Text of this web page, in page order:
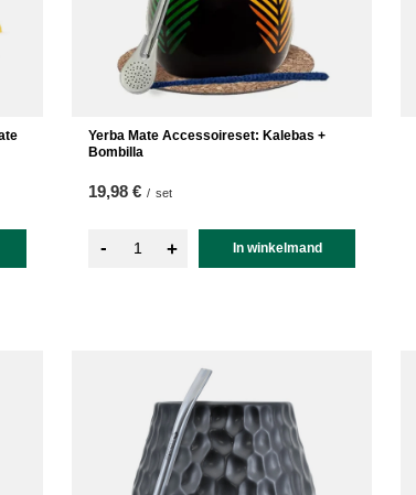
Yerba Mate Accessoireset: Kalebas +
Bombilla
19,98 € / set
- + In winkelmand